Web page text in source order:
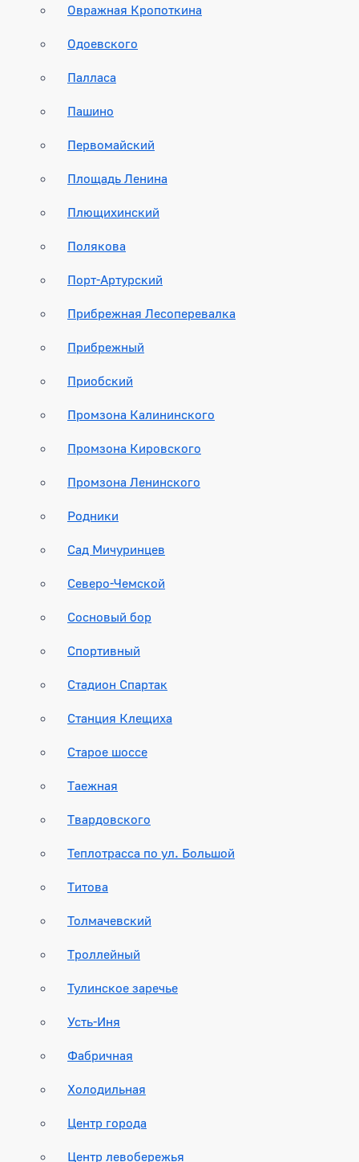
Овражная Кропоткина
Одоевского
Палласа
Пашино
Первомайский
Площадь Ленина
Плющихинский
Полякова
Порт-Артурский
Прибрежная Лесоперевалка
Прибрежный
Приобский
Промзона Калининского
Промзона Кировского
Промзона Ленинского
Родники
Сад Мичуринцев
Северо-Чемской
Сосновый бор
Спортивный
Стадион Спартак
Станция Клещиха
Старое шоссе
Таежная
Твардовского
Теплотрасса по ул. Большой
Титова
Толмачевский
Троллейный
Тулинское заречье
Усть-Иня
Фабричная
Холодильная
Центр города
Центр левобережья